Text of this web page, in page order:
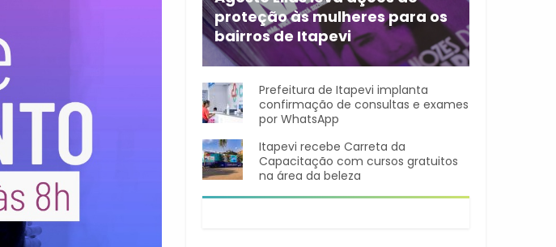
proteção às mulheres para os
bairros de Itapevi
Durante o mês de agosto,
Prefeitura de Itapevi implanta
confirmação de consultas e exames
por WhatsApp
Itapevi recebe Carreta da
Capacitação com cursos gratuitos
na área da beleza